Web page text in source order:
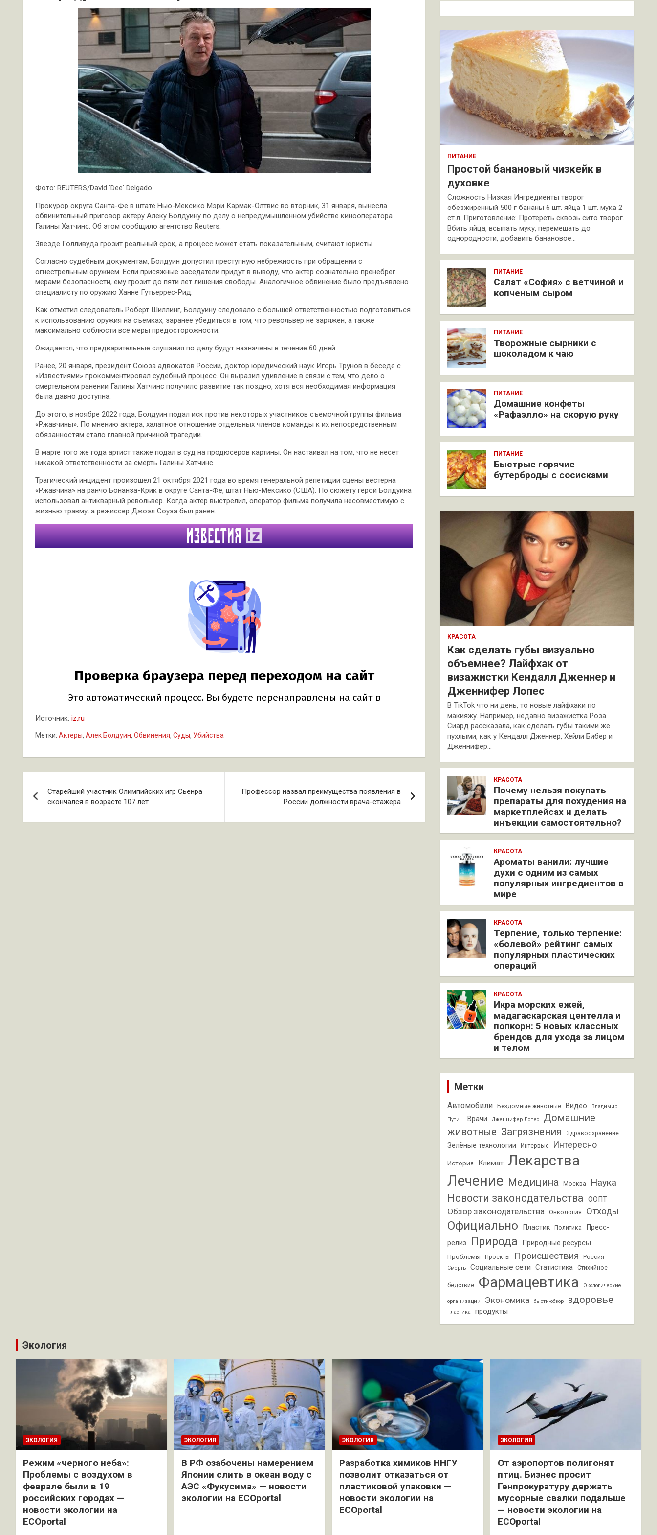
Фото: REUTERS/David 'Dee' Delgado
Прокурор округа Санта-Фе в штате Нью-Мексико Мэри Кармак-Олтвис во вторник, 31 января, вынесла
обвинительный приговор актеру Алеку Болдуину по делу о непредумышленном убийстве кинооператора
Галины Хатчинс. Об этом сообщило агентство Reuters.
Звезде Голливуда грозит реальный срок, а процесс может стать показательным, считают юристы
Согласно судебным документам, Болдуин допустил преступную небрежность при обращении с
огнестрельным оружием. Если присяжные заседатели придут в выводу, что актер сознательно пренебрег
мерами безопасности, ему грозит до пяти лет лишения свободы. Аналогичное обвинение было предъявлено
специалисту по оружию Ханне Гутьеррес-Рид.
Как отметил следователь Роберт Шиллинг, Болдуину следовало с большей ответственностью подготовиться
к использованию оружия на съемках, заранее убедиться в том, что револьвер не заряжен, а также
максимально соблюсти все меры предосторожности.
Ожидается, что предварительные слушания по делу будут назначены в течение 60 дней.
Ранее, 20 января, президент Союза адвокатов России, доктор юридический наук Игорь Трунов в беседе с
«Известиями» прокомментировал судебный процесс. Он выразил удивление в связи с тем, что дело о
смертельном ранении Галины Хатчинс получило развитие так поздно, хотя вся необходимая информация
была давно доступна.
До этого, в ноябре 2022 года, Болдуин подал иск против некоторых участников съемочной группы фильма
«Ржавчины». По мнению актера, халатное отношение отдельных членов команды к их непосредственным
обязанностям стало главной причиной трагедии.
В марте того же года артист также подал в суд на продюсеров картины. Он настаивал на том, что не несет
никакой ответственности за смерть Галины Хатчинс.
Трагический инцидент произошел 21 октября 2021 года во время генеральной репетиции сцены вестерна
«Ржавчина» на ранчо Бонанза-Крик в округе Санта-Фе, штат Нью-Мексико (США). По сюжету герой Болдуина
использовал антикварный револьвер. Когда актер выстрелил, оператор фильма получила несовместимую с
жизнью травму, а режиссер Джоэл Соуза был ранен.
Источник: iz.ru
Метки: Актеры, Алек Болдуин, Обвинения, Суды, Убийства
по
записям
Старейший участник Олимпийских игр Сьенра
скончался в возрасте 107 лет
Профессор назвал преимущества появления в
России должности врача-стажера
к
ПИТАНИЕ
Простой банановый чизкейк в
духовке
Сложность Низкая Ингредиенты творог
обезжиренный 500 г бананы 6 шт. яйца 1 шт. мука 2
ст.л. Приготовление: Протереть сквозь сито творог.
Вбить яйца, всыпать муку, перемешать до
однородности, добавить банановое…
ПИТАНИЕ
Салат «София» с ветчиной и
копченым сыром
ПИТАНИЕ
Творожные сырники с
шоколадом к чаю
ПИТАНИЕ
Домашние конфеты
«Рафаэлло» на скорую руку
ПИТАНИЕ
Быстрые горячие
бутерброды с сосисками
КРАСОТА
Как сделать губы визуально
объемнее? Лайфхак от
визажистки Кендалл Дженнер и
Дженнифер Лопес
В TikTok что ни день, то новые лайфхаки по
макияжу. Например, недавно визажистка Роза
Сиард рассказала, как сделать губы такими же
пухлыми, как у Кендалл Дженнер, Хейли Бибер и
Дженнифер…
КРАСОТА
Почему нельзя покупать
препараты для похудения на
маркетплейсах и делать
инъекции самостоятельно?
КРАСОТА
Ароматы ванили: лучшие
духи с одним из самых
популярных ингредиентов в
мире
КРАСОТА
Терпение, только терпение:
«болевой» рейтинг самых
популярных пластических
операций
КРАСОТА
Икра морских ежей,
мадагаскарская центелла и
попкорн: 5 новых классных
брендов для ухода за лицом
и телом
Метки
Автомобили Бездомные животные Видео Владимир
Путин Врачи Дженнифер Лопес
Домашние
животные Загрязнения Здравоохранение
Зелёные технологии Интервью Интересно
История Климат Лекарства
Лечение Медицина Москва Наука
Новости законодательства ООПТ
Обзор законодательства Онкология Отходы
Официально Пластик Политика
Пресс-
релиз
Природа Природные ресурсы
Проблемы Проекты Происшествия Россия
Смерть Социальные сети Статистика Стихийное
бедствие Фармацевтика Экологические
организации Экономика бьюти-обзор здоровье
пластика продукты
Экология
ЭКОЛОГИЯ
Режим «черного неба»:
Проблемы с воздухом в
феврале были в 19
российских городах —
новости экологии на
ECOportal
ЭКОЛОГИЯ
В РФ озабочены намерением
Японии слить в океан воду с
АЭС «Фукусима» — новости
экологии на ECOportal
ЭКОЛОГИЯ
Разработка химиков ННГУ
позволит отказаться от
пластиковой упаковки —
новости экологии на
ECOportal
ЭКОЛОГИЯ
От аэропортов полигонят
птиц. Бизнес просит
Генпрокуратуру держать
мусорные свалки подальше
— новости экологии на
ECOportal